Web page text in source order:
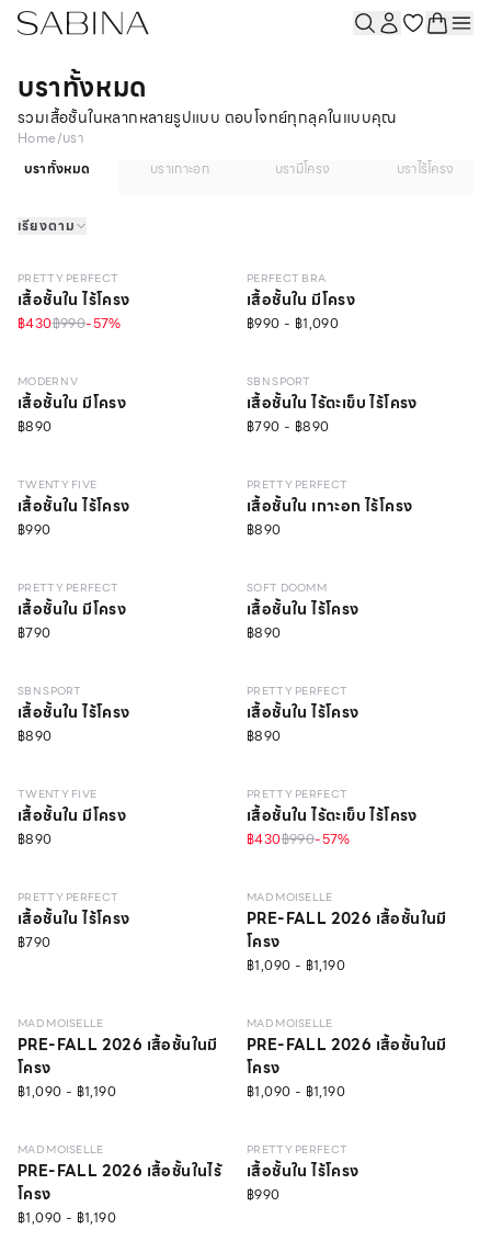
บราทั้งหมด
รวมเสื้อชั้นในหลากหลายรูปแบบ ตอบโจทย์ทุกลุคในแบบคุณ
Home/บรา
บราทั้งหมด
บราเกาะอก บรามีโครง บราไร้โครง
เรียงตาม
NEW LEVEL 1
PRETTY PERFECT
เสื้อชั้นใน ไร้โครง
฿430฿990-57%
PERFECT BRA
เสื้อชั้นใน มีโครง
฿990 - ฿1,090
NEW LEVEL 3
MODERN V
เสื้อชั้นใน มีโครง
฿890
NEW LIGHT–MEDIUM
SBN SPORT
เสื้อชั้นใน ไร้ตะเข็บ ไร้โครง
฿790 - ฿890
NEW
LEVEL 2
ONLINE EXCLUSIVE
TWENTY FIVE
เสื้อชั้นใน ไร้โครง
฿990
NEW LEVEL 1
PRETTY PERFECT
เสื้อชั้นใน เกาะอก ไร้โครง
฿890
NO IMAGE
NEW
PRETTY PERFECT
เสื้อชั้นใน มีโครง
฿790
NEW
SOFT DOOMM
เสื้อชั้นใน ไร้โครง
฿890
NEW
SBN SPORT
เสื้อชั้นใน ไร้โครง
฿890
NEW
PRETTY PERFECT
เสื้อชั้นใน ไร้โครง
฿890
NEW
TWENTY FIVE
เสื้อชั้นใน มีโครง
฿890
NEW
PRETTY PERFECT
เสื้อชั้นใน ไร้ตะเข็บ ไร้โครง
฿430฿990-57%
NEW
PRETTY PERFECT
เสื้อชั้นใน ไร้โครง
฿790
NEW LEVEL 1
MAD MOISELLE
PRE-FALL 2026 เสื้อชั้นในมี
โครง
฿1,090 - ฿1,190
MAD MOISELLE
PRE-FALL 2026 เสื้อชั้นในมี
โครง
฿1,090 - ฿1,190
NEW LEVEL 1
MAD MOISELLE
PRE-FALL 2026 เสื้อชั้นในมี
โครง
฿1,090 - ฿1,190
NEW LEVEL 1
MAD MOISELLE
PRE-FALL 2026 เสื้อชั้นในไร้
โครง
฿1,090 - ฿1,190
NO IMAGE
NEW LEVEL 1
PRETTY PERFECT
เสื้อชั้นใน ไร้โครง
฿990
NEW LEVEL 3